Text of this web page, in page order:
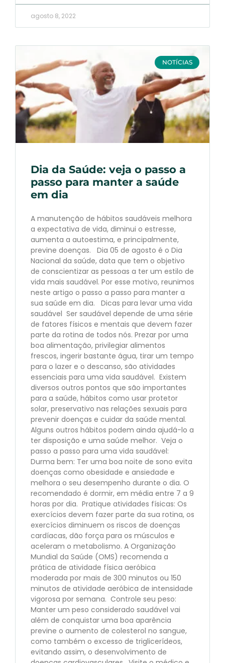
agosto 8, 2022
NOTÍCIAS
Dia da Saúde: veja o passo a
passo para manter a saúde
em dia
A manutenção de hábitos saudáveis melhora
a expectativa de vida, diminui o estresse,
aumenta a autoestima, e principalmente,
previne doenças. Dia 05 de agosto é o Dia
Nacional da saúde, data que tem o objetivo
de conscientizar as pessoas a ter um estilo de
vida mais saudável. Por esse motivo, reunimos
neste artigo o passo a passo para manter a
sua saúde em dia. Dicas para levar uma vida
saudável Ser saudável depende de uma série
de fatores físicos e mentais que devem fazer
parte da rotina de todos nós. Prezar por uma
boa alimentação, privilegiar alimentos
frescos, ingerir bastante água, tirar um tempo
para o lazer e o descanso, são atividades
essenciais para uma vida saudável. Existem
diversos outros pontos que são importantes
para a saúde, hábitos como usar protetor
solar, preservativo nas relações sexuais para
prevenir doenças e cuidar da saúde mental.
Alguns outros hábitos podem ainda ajudá-lo a
ter disposição e uma saúde melhor. Veja o
passo a passo para uma vida saudável:
Durma bem: Ter uma boa noite de sono evita
doenças como obesidade e ansiedade e
melhora o seu desempenho durante o dia. O
recomendado é dormir, em média entre 7 a 9
horas por dia. Pratique atividades físicas: Os
exercícios devem fazer parte da sua rotina, os
exercícios diminuem os riscos de doenças
cardíacas, dão força para os músculos e
aceleram o metabolismo. A Organização
Mundial da Saúde (OMS) recomenda a
prática de atividade física aeróbica
moderada por mais de 300 minutos ou 150
minutos de atividade aeróbica de intensidade
vigorosa por semana. Controle seu peso:
Manter um peso considerado saudável vai
além de conquistar uma boa aparência
previne o aumento de colesterol no sangue,
como também o excesso de triglicerídeos,
evitando assim, o desenvolvimento de